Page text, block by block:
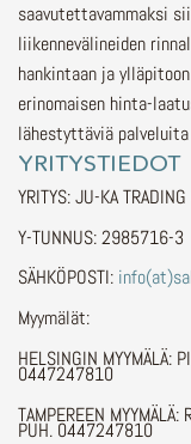
saavutettavammaksi
liikennevälineiden
hankintaan ja
erinomaisen hinta-
lähestyttäviä
YRITYSTIEDOT
YRITYS: JU-KA
Y-TUNNUS: 2985716-3
SÄHKÖPOSTI:
Myymälät:
HELSINGIN MYYMÄLÄ:
0447247810
TAMPEREEN
PUH. 0447247810